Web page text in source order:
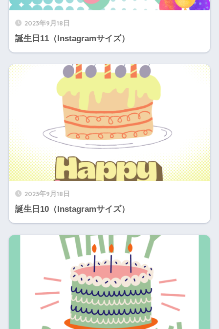
2023年9月18日
誕生日11（Instagramサイズ）
2023年9月18日
誕生日10（Instagramサイズ）